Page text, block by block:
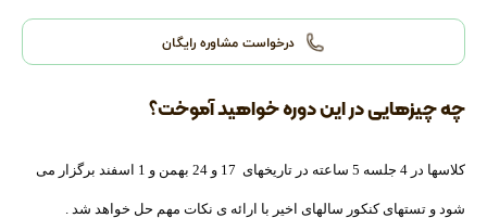
درخواست مشاوره رایگان
چه چیزهایی در این دوره خواهید آموخت؟
کلاسها در 4 جلسه 5 ساعته در تاریخهای 17 و 24 بهمن و 1 اسفند برگزار می
شود و تستهای کنکور سالهای اخیر با ارائه ی نکات مهم حل خواهد شد .